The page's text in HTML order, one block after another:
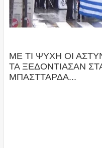
ΜΕ ΤΙ ΨΥΧΗ ΟΙ
ΤΑ ΞΕΔΟΝΤΙΑΣΑΝ
ΜΠΑΣΤΤΑΡΔΑ...